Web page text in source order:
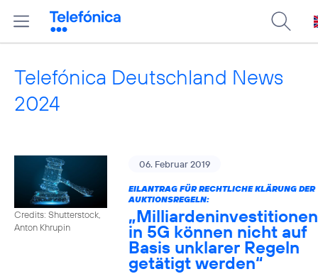
Telefónica Deutschland News
2024
Credits: Shutterstock,
Anton Khrupin
06. Februar 2019
EILANTRAG FÜR RECHTLICHE KLÄRUNG DER
AUKTIONSREGELN:
„Milliardeninvestitionen
in 5G können nicht auf
Basis unklarer Regeln
getätigt werden“